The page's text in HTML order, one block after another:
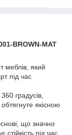
BROWN-MAT
меблів, який
під час
градусів,
якісною
що значно
під час